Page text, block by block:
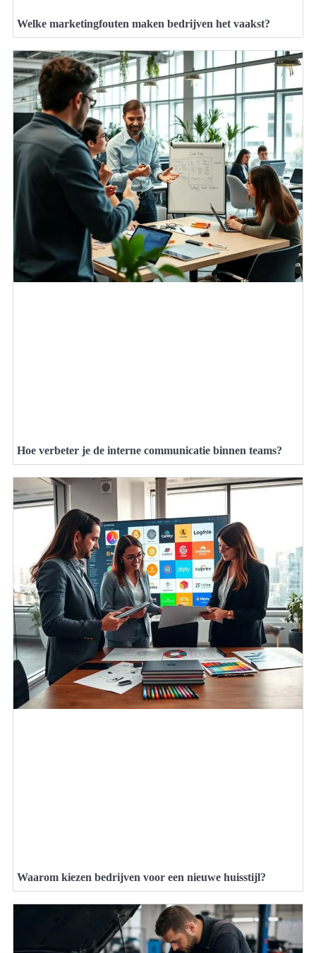
Welke marketingfouten maken bedrijven het vaakst?
Hoe verbeter je de interne communicatie binnen teams?
Waarom kiezen bedrijven voor een nieuwe huisstijl?